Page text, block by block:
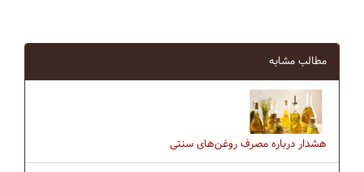
مطالب مشابه
هشدار درباره مصرف روغن‌های سنتی